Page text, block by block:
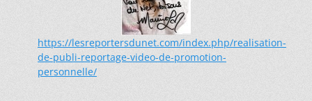
https://lesreportersdunet.com/index.php/realisation-
de-publi-reportage-video-de-promotion-
personnelle/